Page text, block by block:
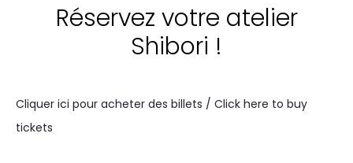
Réservez votre atelier
Shibori !
Cliquer ici pour acheter des billets / Click here to buy
tickets